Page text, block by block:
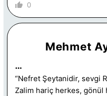
0
Mehmet
…
“Nefret Şeytanidir, sevgi
Zalim hariç herkes, gönül